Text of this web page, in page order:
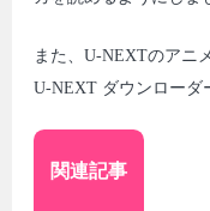
また、U-NEXTのアニ
U-NEXT ダウンローダ
関連記事